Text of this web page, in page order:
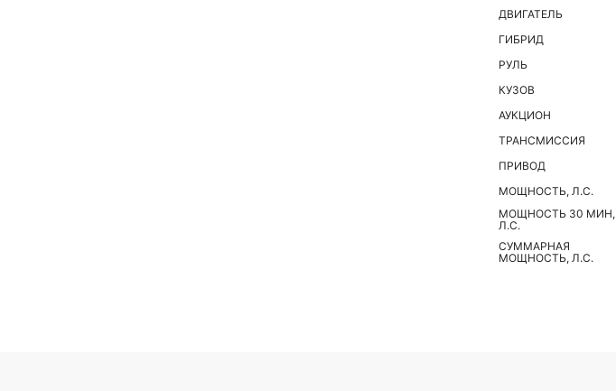
ДВИГАТЕЛЬ
ГИБРИД
РУЛЬ
КУЗОВ
АУКЦИОН
ТРАНСМИССИЯ
ПРИВОД
МОЩНОСТЬ, Л.С.
МОЩНОСТЬ 30 МИН,
Л.С.
СУММАРНАЯ
МОЩНОСТЬ, Л.С.